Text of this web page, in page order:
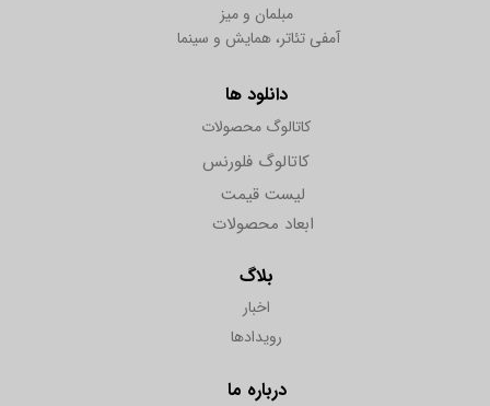
مبلمان و میز
آمفی تئاتر، همایش و سینما
دانلود ها
کاتالوگ محصولات
کاتالوگ فلورنس
بلاگ
اخبار
رویدادها
درباره ما
ابعاد محصولات
لیست قیمت